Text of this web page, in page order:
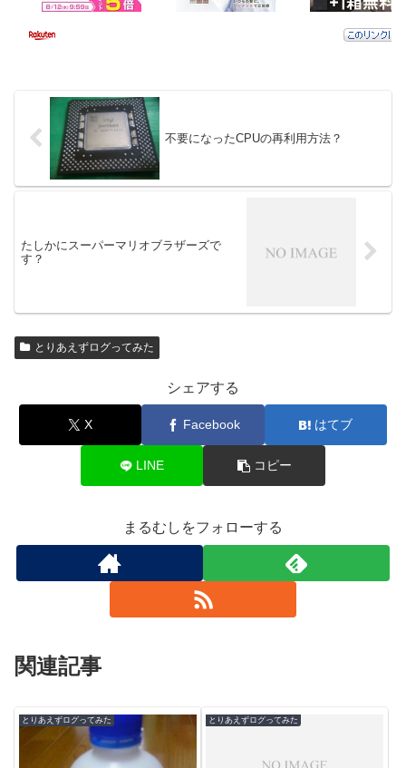
不要になったCPUの再利用方法？
たしかにスーパーマリオブラザーズで
す？
とりあえずログってみた
シェアする
X Facebook はてブ
LINE コピー
まるむしをフォローする
関連記事
とりあえずログってみた とりあえずログってみた